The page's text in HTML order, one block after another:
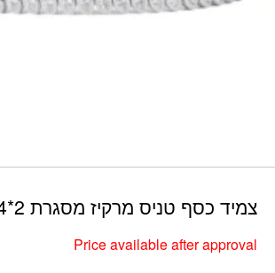
צמיד כסף טניס מרקיז מסגרת 2*4
Price available after approval